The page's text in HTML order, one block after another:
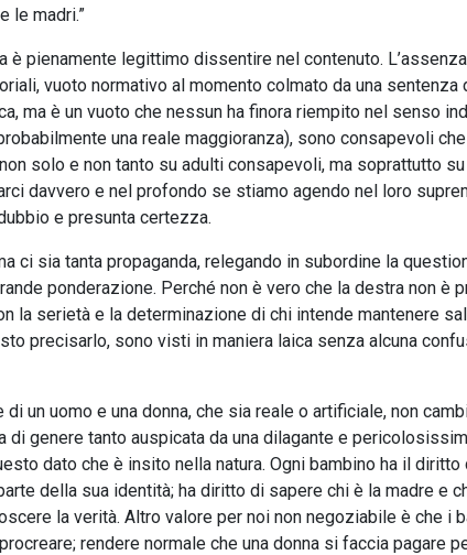
le madri.”
è pienamente legittimo dissentire nel contenuto.
vuoto normativo al momento colmato da una sentenza
ma è un vuoto che nessun ha finora riempito nel senso
una reale maggioranza), sono consapevoli
solo e non tanto su adulti consapevoli, ma soprattutto
davvero e nel profondo se stiamo agendo nel loro
e presunta certezza.
ci sia tanta propaganda, relegando in subordine la
ponderazione. Perché non è vero che la destra non è
la serietà e la determinazione di chi intende mantenere
precisarlo, sono visti in maniera laica senza alcuna
di un uomo e una donna, che sia reale o artificiale, non
genere tanto auspicata da una dilagante e
dato che è insito nella natura. Ogni bambino ha il
della sua identità; ha diritto di sapere chi è la madre e
la verità. Altro valore per noi non negoziabile è che i
rendere normale che una donna si faccia pagare